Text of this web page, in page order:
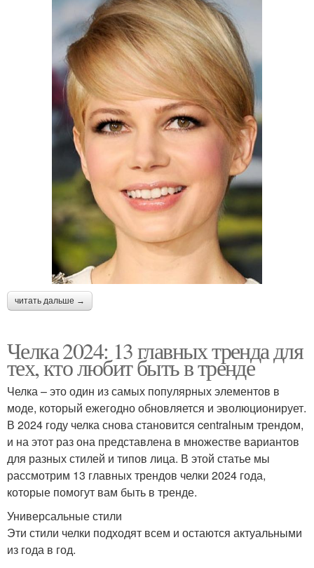
читать дальше →
Челка 2024: 13 главных тренда для
тех, кто любит быть в тренде
Челка – это один из самых популярных элементов в
моде, который ежегодно обновляется и эволюционирует.
В 2024 году челка снова становится centralным трендом,
и на этот раз она представлена в множестве вариантов
для разных стилей и типов лица. В этой статье мы
рассмотрим 13 главных трендов челки 2024 года,
которые помогут вам быть в тренде.
Универсальные стили
Эти стили челки подходят всем и остаются актуальными
из года в год.